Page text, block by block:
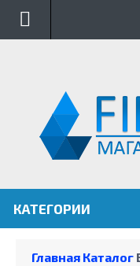
КАТЕГОРИИ
Главная Каталог